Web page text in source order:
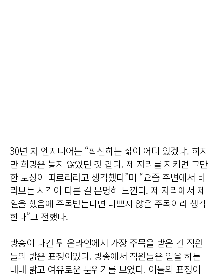
30년 차 엔지니어는 “확신하는 삶이 어디 있겠냐. 하지
만 희망은 놓지 않았던 것 같다. 제 자리를 지키면 그만
한 보상이 따르리라고 생각했다”며 “요즘 주변에서 바
라보는 시각이 다른 걸 분명히 느낀다. 제 자리에서 제
일을 했음에 주목받는다면 나쁘지 않은 주목이라 생각
한다”고 전했다.
방송이 나간 뒤 온라인에서 가장 주목을 받은 건 직원
들의 밝은 표정이었다. 방송에서 직원들은 일을 하는
내내 밝고 여유로운 분위기를 보였다. 이들의 표정이